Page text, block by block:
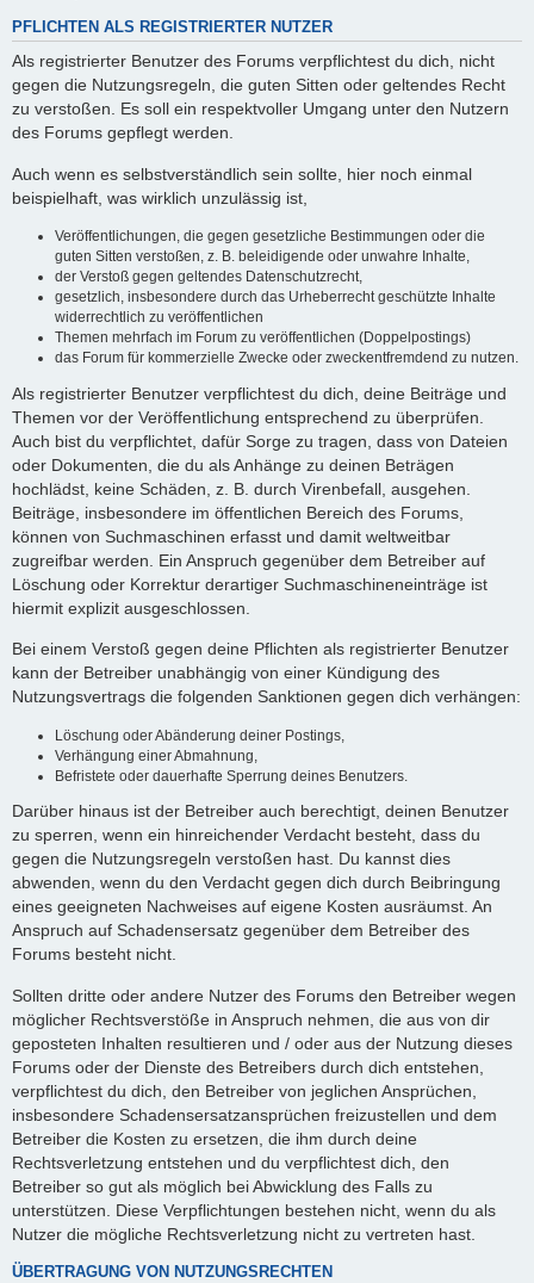
PFLICHTEN ALS REGISTRIERTER NUTZER
Als registrierter Benutzer des Forums verpflichtest du dich, nicht
gegen die Nutzungsregeln, die guten Sitten oder geltendes Recht
zu verstoßen. Es soll ein respektvoller Umgang unter den Nutzern
des Forums gepflegt werden.
Auch wenn es selbstverständlich sein sollte, hier noch einmal
beispielhaft, was wirklich unzulässig ist,
Veröffentlichungen, die gegen gesetzliche Bestimmungen oder die
guten Sitten verstoßen, z. B. beleidigende oder unwahre Inhalte,
der Verstoß gegen geltendes Datenschutzrecht,
gesetzlich, insbesondere durch das Urheberrecht geschützte Inhalte
widerrechtlich zu veröffentlichen
Themen mehrfach im Forum zu veröffentlichen (Doppelpostings)
das Forum für kommerzielle Zwecke oder zweckentfremdend zu nutzen.
Als registrierter Benutzer verpflichtest du dich, deine Beiträge und
Themen vor der Veröffentlichung entsprechend zu überprüfen.
Auch bist du verpflichtet, dafür Sorge zu tragen, dass von Dateien
oder Dokumenten, die du als Anhänge zu deinen Beträgen
hochlädst, keine Schäden, z. B. durch Virenbefall, ausgehen.
Beiträge, insbesondere im öffentlichen Bereich des Forums,
können von Suchmaschinen erfasst und damit weltweitbar
zugreifbar werden. Ein Anspruch gegenüber dem Betreiber auf
Löschung oder Korrektur derartiger Suchmaschineneinträge ist
hiermit explizit ausgeschlossen.
Bei einem Verstoß gegen deine Pflichten als registrierter Benutzer
kann der Betreiber unabhängig von einer Kündigung des
Nutzungsvertrags die folgenden Sanktionen gegen dich verhängen:
Löschung oder Abänderung deiner Postings,
Verhängung einer Abmahnung,
Befristete oder dauerhafte Sperrung deines Benutzers.
Darüber hinaus ist der Betreiber auch berechtigt, deinen Benutzer
zu sperren, wenn ein hinreichender Verdacht besteht, dass du
gegen die Nutzungsregeln verstoßen hast. Du kannst dies
abwenden, wenn du den Verdacht gegen dich durch Beibringung
eines geeigneten Nachweises auf eigene Kosten ausräumst. An
Anspruch auf Schadensersatz gegenüber dem Betreiber des
Forums besteht nicht.
Sollten dritte oder andere Nutzer des Forums den Betreiber wegen
möglicher Rechtsverstöße in Anspruch nehmen, die aus von dir
geposteten Inhalten resultieren und / oder aus der Nutzung dieses
Forums oder der Dienste des Betreibers durch dich entstehen,
verpflichtest du dich, den Betreiber von jeglichen Ansprüchen,
insbesondere Schadensersatzansprüchen freizustellen und dem
Betreiber die Kosten zu ersetzen, die ihm durch deine
Rechtsverletzung entstehen und du verpflichtest dich, den
Betreiber so gut als möglich bei Abwicklung des Falls zu
unterstützen. Diese Verpflichtungen bestehen nicht, wenn du als
Nutzer die mögliche Rechtsverletzung nicht zu vertreten hast.
ÜBERTRAGUNG VON NUTZUNGSRECHTEN